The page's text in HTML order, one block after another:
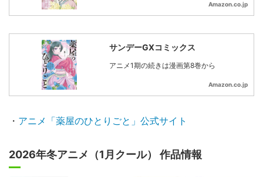
Amazon.co.jp
サンデーGXコミックス
アニメ1期の続きは漫画第8巻から
Amazon.co.jp
・ アニメ「薬屋のひとりごと」公式サイト
2026年冬アニメ（1月クール） 作品情報